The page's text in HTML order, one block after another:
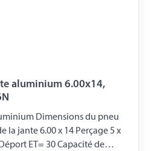
aluminium 6.00x14,
Dimensions du pneu
la jante 6.00 x 14 Perçage 5 x
ET= 30 Capacité de